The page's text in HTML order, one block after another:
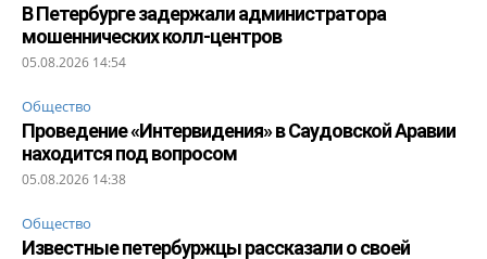
В Петербурге задержали администратора
мошеннических колл-центров
05.08.2026 14:54
Общество
Проведение «Интервидения» в Саудовской Аравии
находится под вопросом
05.08.2026 14:38
Общество
Известные петербуржцы рассказали о своей